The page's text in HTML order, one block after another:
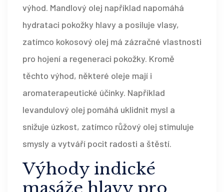
výhod. Mandlový olej například napomáhá
hydrataci pokožky hlavy a posiluje vlasy,
zatímco kokosový olej má zázračné vlastnosti
pro hojení a regeneraci pokožky. Kromě
těchto výhod, některé oleje mají i
aromaterapeutické účinky. Například
levandulový olej pomáhá uklidnit mysl a
snižuje úzkost, zatímco růžový olej stimuluje
smysly a vytváří pocit radosti a štěstí.
Výhody indické